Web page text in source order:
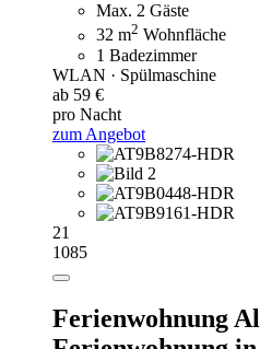
Max. 2 Gäste
32 m2 Wohnfläche
1 Badezimmer
WLAN · Spülmaschine
ab 59 €
pro Nacht
zum Angebot
21
1085
Ferienwohnung